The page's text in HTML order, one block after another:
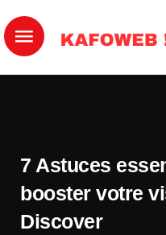
7 Astuces
booster votre
Discover